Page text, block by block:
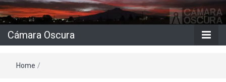
Oscura
Cámara Oscura
Home /